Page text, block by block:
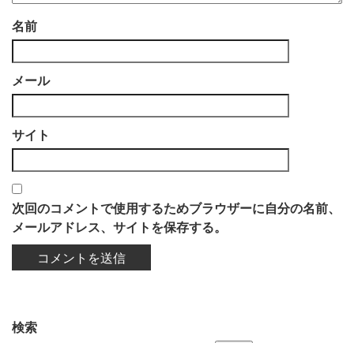
名前
メール
サイト
次回のコメントで使用するためブラウザーに自分の名前、
メールアドレス、サイトを保存する。
検索